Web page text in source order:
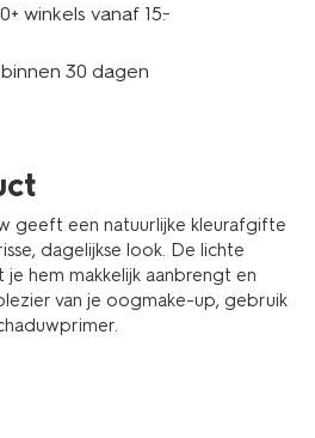
winkels vanaf 15.-
30 dagen
geeft een natuurlijke kleurafgifte
dagelijkse look. De lichte
hem makkelijk aanbrengt en
van je oogmake-up, gebruik